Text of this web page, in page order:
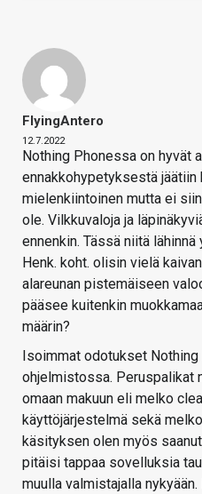
FlyingAntero
12.7.2022
Nothing Phonessa on hyvät
ennakkohypetyksestä jäätiin
mielenkiintoinen mutta ei
ole. Vilkkuvaloja ja
ennenkin. Tässä niitä
Henk. koht. olisin vielä
alareunan pistemäiseen
pääsee kuitenkin
määrin?
Isoimmat odotukset
ohjelmistossa. Peruspalikat
omaan makuun eli melko
käyttöjärjestelmä sekä
käsityksen olen myös
pitäisi tappaa sovelluksia
muulla valmistajalla